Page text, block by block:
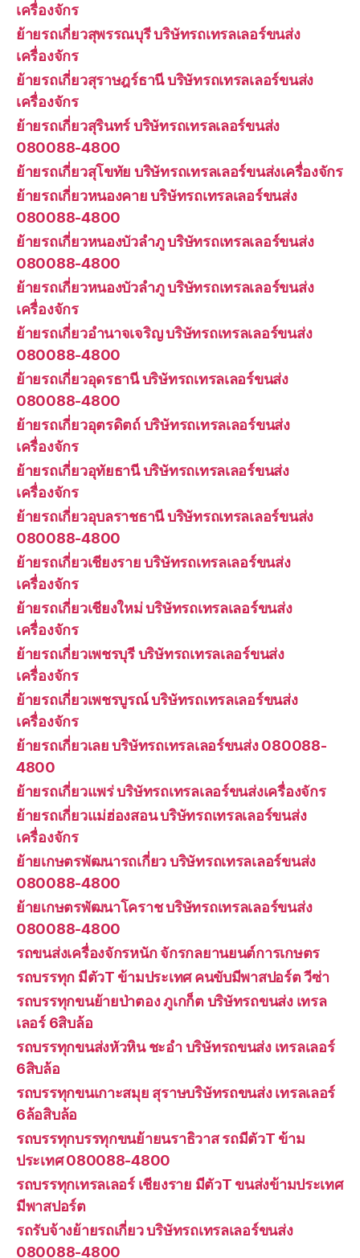
เครื่องจักร
ย้ายรถเกี่ยวสุพรรณบุรี บริษัทรถเทรลเลอร์ขนส่ง
เครื่องจักร
ย้ายรถเกี่ยวสุราษฎร์ธานี บริษัทรถเทรลเลอร์ขนส่ง
เครื่องจักร
ย้ายรถเกี่ยวสุรินทร์ บริษัทรถเทรลเลอร์ขนส่ง
080088-4800
ย้ายรถเกี่ยวสุโขทัย บริษัทรถเทรลเลอร์ขนส่งเครื่องจักร
ย้ายรถเกี่ยวหนองคาย บริษัทรถเทรลเลอร์ขนส่ง
080088-4800
ย้ายรถเกี่ยวหนองบัวลำภู บริษัทรถเทรลเลอร์ขนส่ง
080088-4800
ย้ายรถเกี่ยวหนองบัวลำภู บริษัทรถเทรลเลอร์ขนส่ง
เครื่องจักร
ย้ายรถเกี่ยวอำนาจเจริญ บริษัทรถเทรลเลอร์ขนส่ง
080088-4800
ย้ายรถเกี่ยวอุดรธานี บริษัทรถเทรลเลอร์ขนส่ง
080088-4800
ย้ายรถเกี่ยวอุตรดิตถ์ บริษัทรถเทรลเลอร์ขนส่ง
เครื่องจักร
ย้ายรถเกี่ยวอุทัยธานี บริษัทรถเทรลเลอร์ขนส่ง
เครื่องจักร
ย้ายรถเกี่ยวอุบลราชธานี บริษัทรถเทรลเลอร์ขนส่ง
080088-4800
ย้ายรถเกี่ยวเชียงราย บริษัทรถเทรลเลอร์ขนส่ง
เครื่องจักร
ย้ายรถเกี่ยวเชียงใหม่ บริษัทรถเทรลเลอร์ขนส่ง
เครื่องจักร
ย้ายรถเกี่ยวเพชรบุรี บริษัทรถเทรลเลอร์ขนส่ง
เครื่องจักร
ย้ายรถเกี่ยวเพชรบูรณ์ บริษัทรถเทรลเลอร์ขนส่ง
เครื่องจักร
ย้ายรถเกี่ยวเลย บริษัทรถเทรลเลอร์ขนส่ง 080088-
4800
ย้ายรถเกี่ยวแพร่ บริษัทรถเทรลเลอร์ขนส่งเครื่องจักร
ย้ายรถเกี่ยวแม่ฮ่องสอน บริษัทรถเทรลเลอร์ขนส่ง
เครื่องจักร
ย้ายเกษตรพัฒนารถเกี่ยว บริษัทรถเทรลเลอร์ขนส่ง
080088-4800
ย้ายเกษตรพัฒนาโคราช บริษัทรถเทรลเลอร์ขนส่ง
080088-4800
รถขนส่งเครื่องจักรหนัก จักรกลยานยนต์การเกษตร
รถบรรทุก มีตัวT ข้ามประเทศ คนขับมีพาสปอร์ต วีซ่า
รถบรรทุกขนย้ายป่าตอง ภูเกก็ต บริษัทรถขนส่ง เทรล
เลอร์ 6สิบล้อ
รถบรรทุกขนส่งหัวหิน ชะอำ บริษัทรถขนส่ง เทรลเลอร์
6สิบล้อ
รถบรรทุกขนเกาะสมุย สุราษบริษัทรถขนส่ง เทรลเลอร์
6ล้อสิบล้อ
รถบรรทุกบรรทุกขนย้ายนราธิวาส รถมีตัวT ข้าม
ประเทศ 080088-4800
รถบรรทุกเทรลเลอร์ เชียงราย มีตัวT ขนส่งข้ามประเทศ
มีพาสปอร์ต
รถรับจ้างย้ายรถเกี่ยว บริษัทรถเทรลเลอร์ขนส่ง
080088-4800